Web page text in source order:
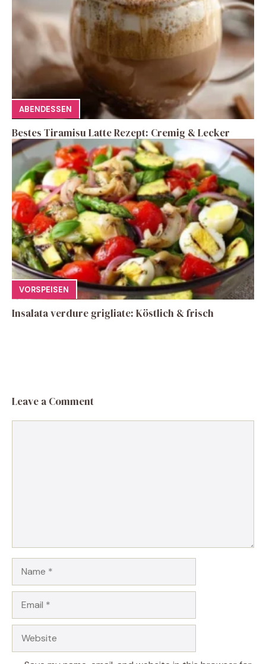
ABENDESSEN
Bestes Tiramisu Latte Rezept: Cremig & Lecker
VORSPEISEN
Insalata verdure grigliate: Köstlich & frisch
Leave a Comment